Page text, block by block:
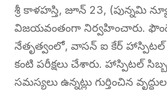
శ్రీ కాళహస్తి, జూన్ 23, (పున్నమి
విజయవంతంగా నిర్వహించారు.
నేతృత్వంలో, వాసన్ ఐ కేర్ హాస్పిటల్
కంటి పరీక్షలు చేశారు. హాస్పిటల్
సమస్యలు ఉన్నట్లు గుర్తించిన